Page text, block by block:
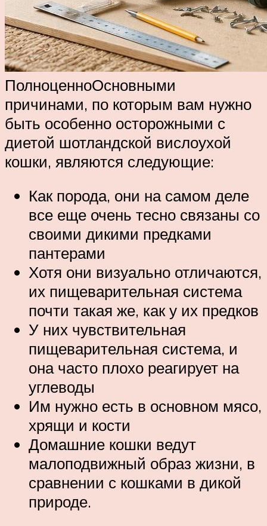
ПолноценноОсновными
причинами, по которым вам нужно
быть особенно осторожными с
диетой шотландской вислоухой
кошки, являются следующие:
Как порода, они на самом деле
все еще очень тесно связаны со
своими дикими предками
пантерами
Хотя они визуально отличаются,
их пищеварительная система
почти такая же, как у их предков
У них чувствительная
пищеварительная система, и
она часто плохо реагирует на
углеводы
Им нужно есть в основном мясо,
хрящи и кости
Домашние кошки ведут
малоподвижный образ жизни, в
сравнении с кошками в дикой
природе.